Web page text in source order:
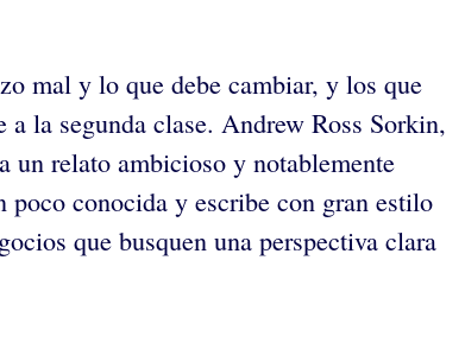
mal y lo que debe cambiar, y los que
la segunda clase. Andrew Ross Sorkin,
un relato ambicioso y notablemente
poco conocida y escribe con gran estilo
que busquen una perspectiva clara